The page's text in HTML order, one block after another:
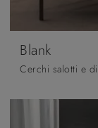
Blank